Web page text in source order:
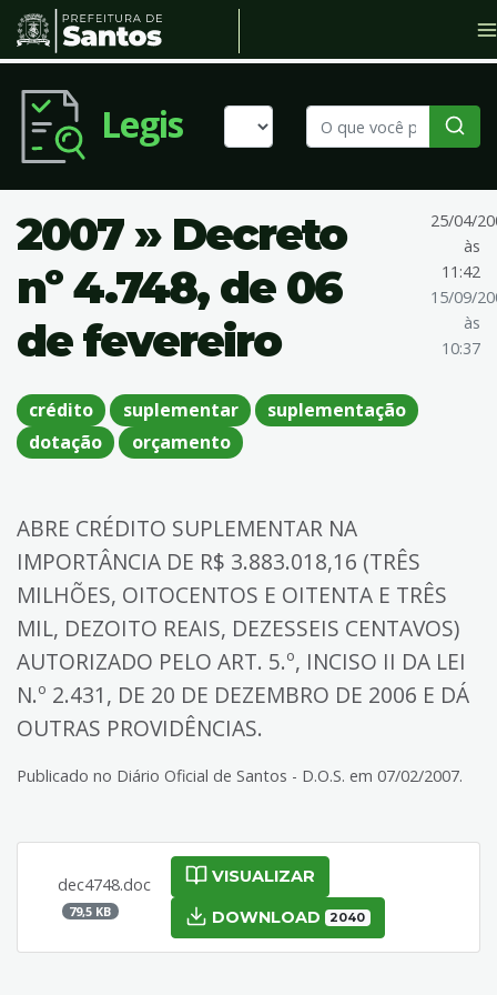
Legis
2007 » Decreto
nº 4.748, de 06
de fevereiro
25/04/
às
11:42
15/09/
às
10:37
crédito suplementar
suplementação
dotação
orçamento
ABRE CRÉDITO SUPLEMENTAR NA
IMPORTÂNCIA DE R$ 3.883.018,16 (TRÊS
MILHÕES, OITOCENTOS E OITENTA E TRÊS
MIL, DEZOITO REAIS, DEZESSEIS CENTAVOS)
AUTORIZADO PELO ART. 5.º, INCISO II DA LEI
N.º 2.431, DE 20 DE DEZEMBRO DE 2006 E DÁ
OUTRAS PROVIDÊNCIAS.
Publicado no Diário Oficial de Santos - D.O.S. em 07/02/2007.
dec4748.doc
79,5 KB
VISUALIZAR
DOWNLOAD 2040